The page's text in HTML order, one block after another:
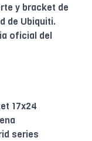
y bracket de
de Ubiquiti.
oficial del
17x24
series